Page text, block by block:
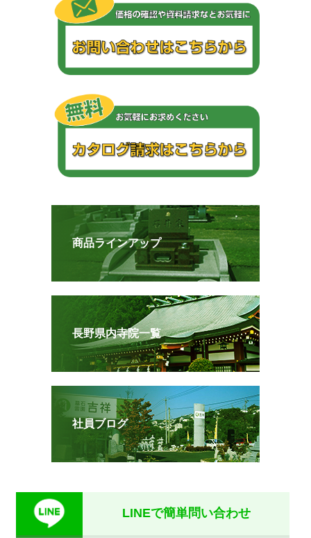
商品ラインアップ
長野県内寺院一覧
社員ブログ
LINEで簡単問い合わせ